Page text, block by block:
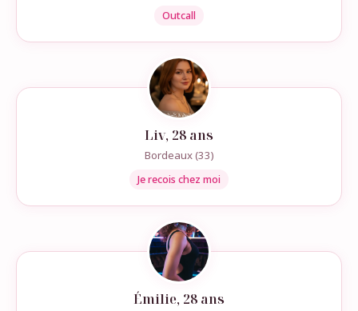
Outcall
Liv, 28 ans
Bordeaux (33)
Je recois chez moi
Émilie, 28 ans